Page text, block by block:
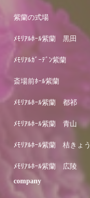
紫蘭の式場
ﾒﾓﾘｱﾙﾎｰﾙ紫蘭 黒田
ﾒﾓﾘｱﾙｶﾞｰﾃﾞﾝ紫蘭
斎場前ﾎｰﾙ紫蘭
ﾒﾓﾘｱﾙﾎｰﾙ紫蘭 都祁
ﾒﾓﾘｱﾙﾎｰﾙ紫蘭 青山
ﾒﾓﾘｱﾙﾎｰﾙ紫蘭 桔きょう
ﾒﾓﾘｱﾙﾎｰﾙ紫蘭 広陵
company